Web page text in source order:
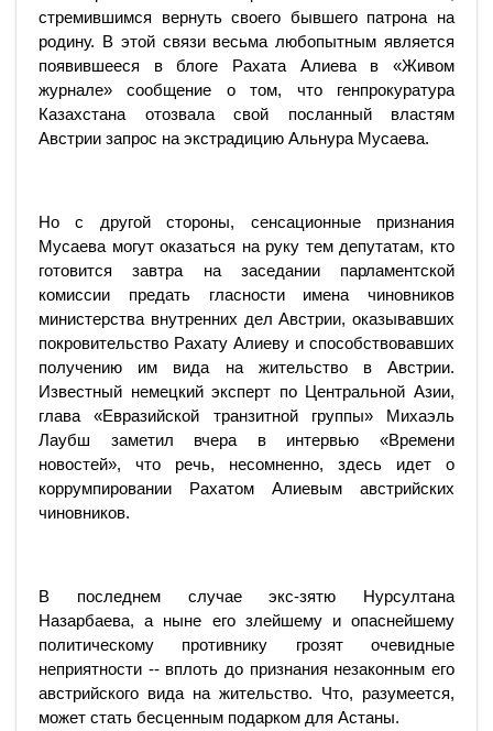
стремившимся вернуть своего бывшего патрона на
родину. В этой связи весьма любопытным является
появившееся в блоге Рахата Алиева в «Живом
журнале» сообщение о том, что генпрокуратура
Казахстана отозвала свой посланный властям
Австрии запрос на экстрадицию Альнура Мусаева.
Но с другой стороны, сенсационные признания
Мусаева могут оказаться на руку тем депутатам, кто
готовится завтра на заседании парламентской
комиссии предать гласности имена чиновников
министерства внутренних дел Австрии, оказывавших
покровительство Рахату Алиеву и способствовавших
получению им вида на жительство в Австрии.
Известный немецкий эксперт по Центральной Азии,
глава «Евразийской транзитной группы» Михаэль
Лаубш заметил вчера в интервью «Времени
новостей», что речь, несомненно, здесь идет о
коррумпировании Рахатом Алиевым австрийских
чиновников.
В последнем случае экс-зятю Нурсултана
Назарбаева, а ныне его злейшему и опаснейшему
политическому противнику грозят очевидные
неприятности -- вплоть до признания незаконным его
австрийского вида на жительство. Что, разумеется,
может стать бесценным подарком для Астаны.